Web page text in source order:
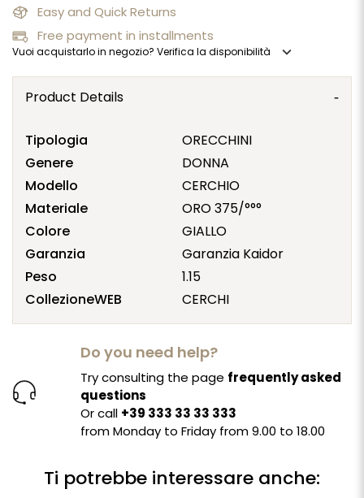
Easy and Quick Returns
Free payment in installments
Vuoi acquistarlo in negozio? Verifica la disponibilità expand_more
Product Details
Tipologia
ORECCHINI
Genere
DONNA
Modello
CERCHIO
Materiale
ORO 375/°°°
Colore
GIALLO
Garanzia
Garanzia Kaidor
Peso
1.15
CollezioneWEB
CERCHI
Do you need help?
Try consulting the page frequently asked
questions
Or call +39 333 33 33 333
from Monday to Friday from 9.00 to 18.00
Ti potrebbe interessare anche: